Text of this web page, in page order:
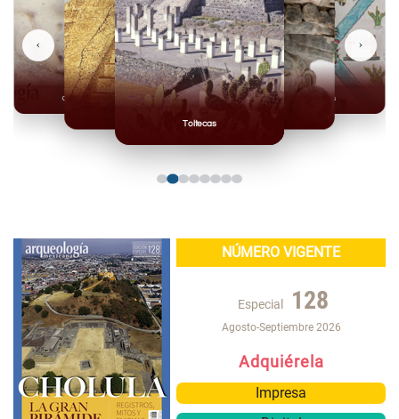
Toltecas
Mexicas
Olmecas
‹ ›
NÚMERO VIGENTE
Especial 128
Agosto-Septiembre 2026
Adquiérela
Impresa